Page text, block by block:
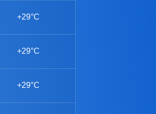
+29°C
+29°C
+29°C